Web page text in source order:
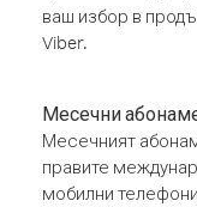
ваш избор в
Viber.
Месечни
Месечният
правите
мобилни